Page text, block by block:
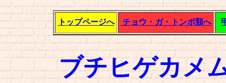
トップページへ チョウ・ガ・トンボ類へ
ブチヒゲカメ